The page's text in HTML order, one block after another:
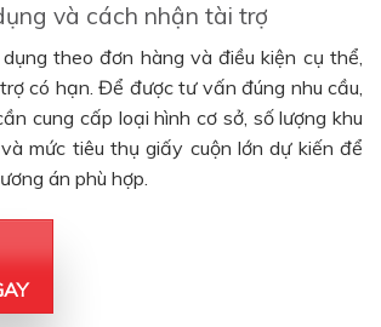
và cách nhận tài trợ
theo đơn hàng và điều kiện cụ thể,
có hạn. Để được tư vấn đúng nhu cầu,
cung cấp loại hình cơ sở, số lượng khu
mức tiêu thụ giấy cuộn lớn dự kiến để
án phù hợp.